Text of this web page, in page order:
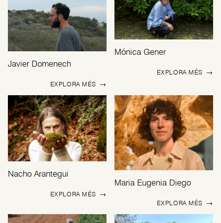
Javier Domenech
EXPLORA MÉS →
Mónica Gener
EXPLORA MÉS →
Nacho Arantegui
EXPLORA MÉS →
Maria Eugenia Diego
EXPLORA MÉS →